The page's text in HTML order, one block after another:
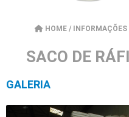
HOME / INFORMAÇÕES
SACO DE
GALERIA